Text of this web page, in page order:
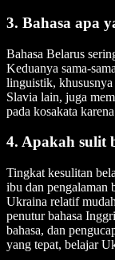
3. Bahasa apa
Bahasa Belarus
Keduanya sama-
linguistik, khususnya
Slavia lain, juga
pada kosakata
4. Apakah sulit
Tingkat kesulitan
ibu dan pengalaman
Ukraina relatif
penutur bahasa
bahasa, dan
yang tepat, belajar